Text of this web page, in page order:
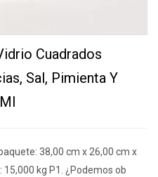
Cuadrados
Sal, Pimienta Y
38,00 cm x 26,00 cm x
kg P1. ¿Podemos ob